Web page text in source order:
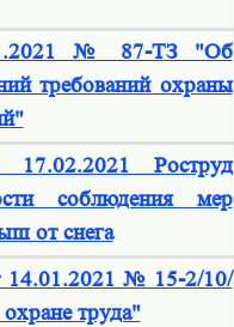
№ 87-ТЗ "Об
требований охраны
Роструд
соблюдения мер
от снега
14.01.2021 № 15-2/10/
труда"